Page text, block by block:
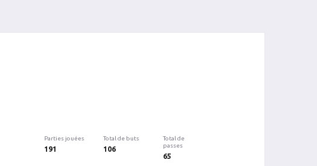
Parties jouées
191
Total de buts
106
Total de
passes
65